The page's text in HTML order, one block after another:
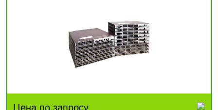
Цена по запросу